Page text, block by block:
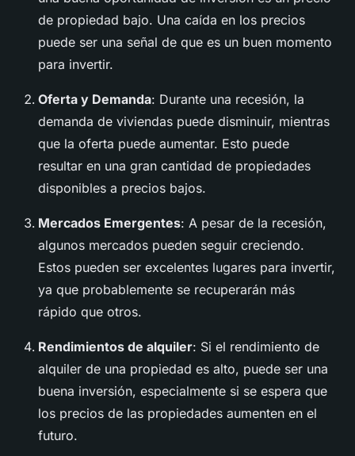
de propiedad bajo. Una caída en los precios
puede ser una señal de que es un buen momento
para invertir.
Oferta y Demanda: Durante una recesión, la
demanda de viviendas puede disminuir, mientras
que la oferta puede aumentar. Esto puede
resultar en una gran cantidad de propiedades
disponibles a precios bajos.
Mercados Emergentes: A pesar de la recesión,
algunos mercados pueden seguir creciendo.
Estos pueden ser excelentes lugares para invertir,
ya que probablemente se recuperarán más
rápido que otros.
Rendimientos de alquiler: Si el rendimiento de
alquiler de una propiedad es alto, puede ser una
buena inversión, especialmente si se espera que
los precios de las propiedades aumenten en el
futuro.